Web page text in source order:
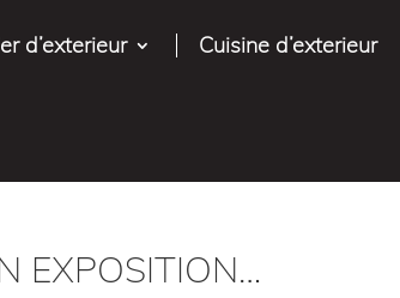
d’exterieur Cuisine d’exterieur
EXPOSITION…